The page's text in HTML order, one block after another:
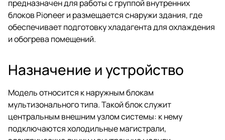
предназначен для работы с группой внутренних
блоков Pioneer и размещается снаружи здания, где
обеспечивает подготовку хладагента для охлаждения
и обогрева помещений.
Назначение и устройство
Модель относится к наружным блокам
мультизонального типа. Такой блок служит
центральным внешним узлом системы: к нему
подключаются холодильные магистрали,